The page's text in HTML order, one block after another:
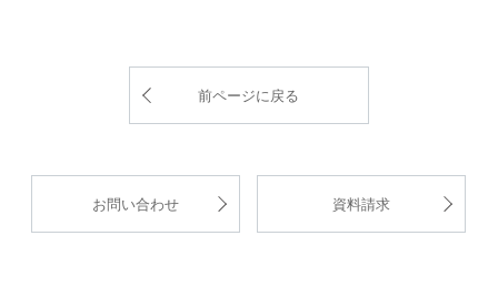
前ページに戻る
お問い合わせ 資料請求